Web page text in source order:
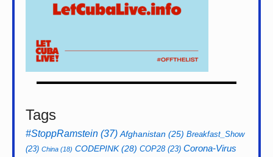
Tags
#StoppRamstein (37) Afghanistan (25) Breakfast_Show
(23) China (18) CODEPINK(28) COP28(23) Corona-Virus